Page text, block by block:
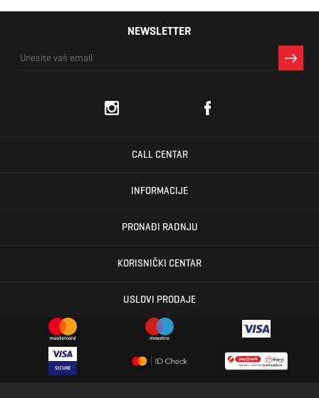
NEWSLETTER
CALL CENTAR
INFORMACIJE
PRONAĐI RADNJU
KORISNIČKI CENTAR
USLOVI PRODAJE